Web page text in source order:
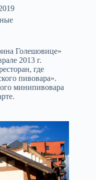
Голешовице»
2013 г.
где
пивовара».
минипивовара